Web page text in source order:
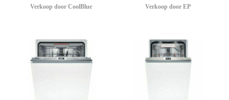
Verkoop door CoolBlue Verkoop door EP